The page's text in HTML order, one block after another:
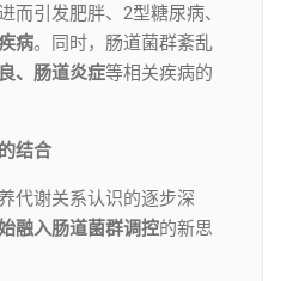
而引发肥胖、2型糖尿病、
病。同时，肠道菌群紊乱
、肠道炎症等相关疾病的
结合
代谢关系认识的逐步深
融入肠道菌群调控的新思